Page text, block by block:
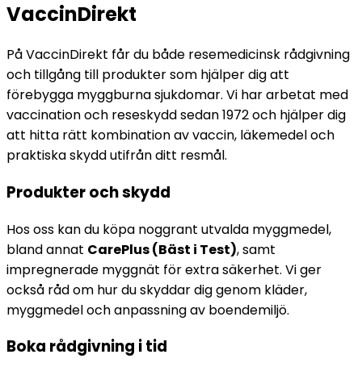
VaccinDirekt
På VaccinDirekt får du både resemedicinsk rådgivning
och tillgång till produkter som hjälper dig att
förebygga myggburna sjukdomar. Vi har arbetat med
vaccination och reseskydd sedan 1972 och hjälper dig
att hitta rätt kombination av vaccin, läkemedel och
praktiska skydd utifrån ditt resmål.
Produkter och skydd
Hos oss kan du köpa noggrant utvalda myggmedel,
bland annat CarePlus (Bäst i Test), samt
impregnerade myggnät för extra säkerhet. Vi ger
också råd om hur du skyddar dig genom kläder,
myggmedel och anpassning av boendemiljö.
Boka rådgivning i tid